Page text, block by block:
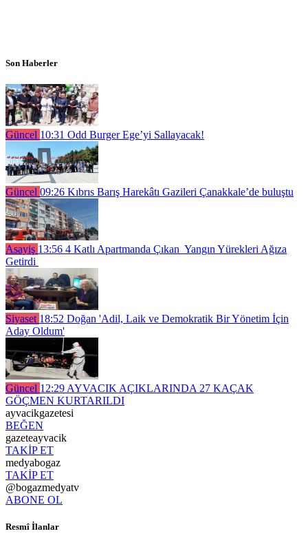
Son Haberler
Güncel 10:31 Odd Burger Ege’yi Sallayacak!
Güncel 09:26 Kıbrıs Barış Harekâtı Gazileri Çanakkale’de buluştu
Asayiş 13:56 4 Katlı Apartmanda Çıkan Yangın Yürekleri Ağıza
Getirdi
Siyaset 18:52 Doğan 'Adil, Laik ve Demokratik Bir Yönetim İçin
Aday Oldum'
Güncel 12:29 AYVACIK AÇIKLARINDA 27 KAÇAK
GÖÇMEN KURTARILDI
ayvacikgazetesi
BEĞEN
gazeteayvacik
TAKİP ET
medyabogaz
TAKİP ET
@bogazmedyatv
ABONE OL
Resmî İlanlar